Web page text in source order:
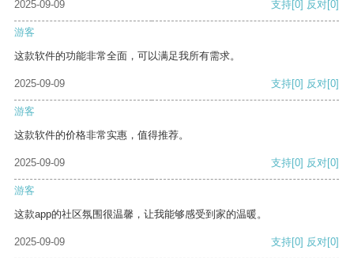
2025-09-09
支持[0] 反对[0]
游客
这款软件的功能非常全面，可以满足我所有需求。
2025-09-09 支持[0] 反对[0]
游客
这款软件的价格非常实惠，值得推荐。
2025-09-09 支持[0] 反对[0]
游客
这款app的社区氛围很温馨，让我能够感受到家的温暖。
2025-09-09 支持[0] 反对[0]